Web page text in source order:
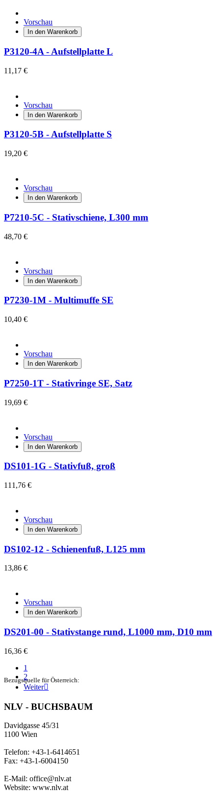
Vorschau
In den Warenkorb
P3120-4A - Aufstellplatte L
11,17 €
Vorschau
In den Warenkorb
P3120-5B - Aufstellplatte S
19,20 €
Vorschau
In den Warenkorb
P7210-5C - Stativschiene, L300 mm
48,70 €
Vorschau
In den Warenkorb
P7230-1M - Multimuffe SE
10,40 €
Vorschau
In den Warenkorb
P7250-1T - Stativringe SE, Satz
19,69 €
Vorschau
In den Warenkorb
DS101-1G - Stativfuß, groß
111,76 €
Vorschau
In den Warenkorb
DS102-12 - Schienenfuß, L125 mm
13,86 €
Vorschau
In den Warenkorb
DS201-00 - Stativstange rund, L1000 mm, D10 mm
16,36 €
1
2
Weiter
Bezugsquelle für Österreich:
NLV - BUCHSBAUM
Davidgasse 45/31
1100 Wien
Telefon: +43-1-6414651
Fax: +43-1-6004150
E-Mail: office@nlv.at
Website: www.nlv.at